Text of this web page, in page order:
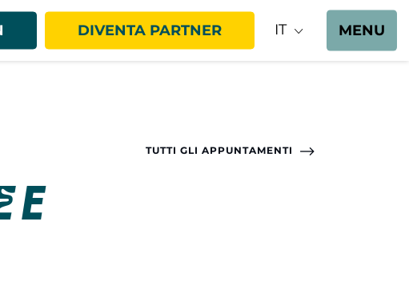
DIVENTA PARTNER IT MENU
TUTTI GLI APPUNTAMENTI
e